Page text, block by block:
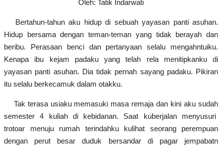
Semua
Galleri
Audiobook
Oleh: Tatik Indarwati
Bertahun-tahun aku hidup di sebuah yayasan panti asuhan.
Hidup bersama dengan teman-teman yang tidak berayah dan
beribu. Perasaan benci dan pertanyaan selalu mengahntuiku.
Kenapa ibu kejam padaku yang telah rela menitipkanku di
yayasan panti asuhan. Dia tidak pernah sayang padaku. Pikiran
itu selalu berkecamuk dalam otakku.
Tak terasa usiaku memasuki masa remaja dan kini aku sudah
semester 4 kuliah di kebidanan. Saat kuberjalan menyusuri
trotoar menuju rumah terindahku kulihat seorang perempuan
dengan perut besar duduk bersandar di pagar jempabatn